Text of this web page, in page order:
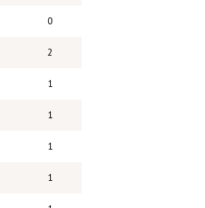
0
2
1
1
1
1